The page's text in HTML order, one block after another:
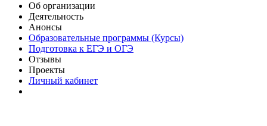
Об организации
Деятельность
Анонсы
Образовательные программы (Курсы)
Подготовка к ЕГЭ и ОГЭ
Отзывы
Проекты
Личный кабинет